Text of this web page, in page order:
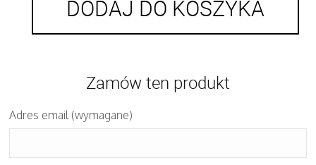
DODAJ DO KOSZYKA
Zamów ten produkt
Adres email (wymagane)